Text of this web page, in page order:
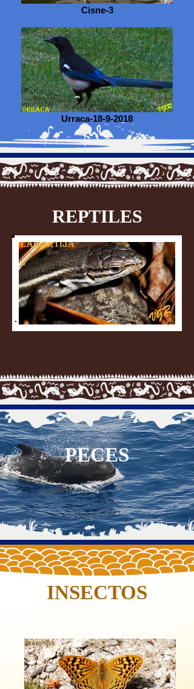
Cisne-3
Urraca-18-9-2018
REPTILES
PECES
INSECTOS